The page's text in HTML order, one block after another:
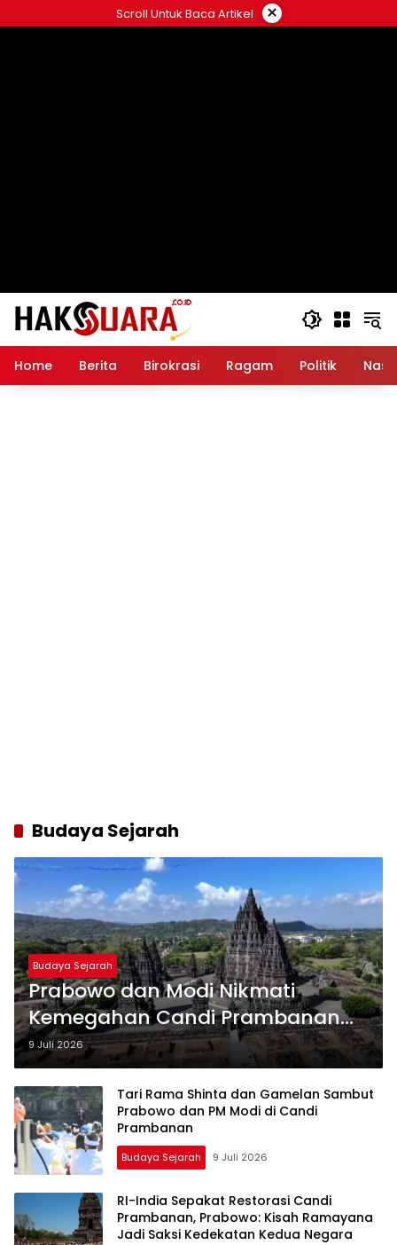
ke
Scroll Untuk Baca Artikel ×
Home Berita Birokrasi Ragam Politik
Budaya Sejarah
Budaya Sejarah
Prabowo dan Modi Nikmati
Kemegahan Candi Prambanan
dari Udara, Warisan Dunia Jadi
Saksi Persahabatan Dua Negara
9 Juli 2026
Tari Rama Shinta dan Gamelan Sambut
Prabowo dan PM Modi di Candi
Prambanan
Budaya Sejarah 9 Juli 2026
RI-India Sepakat Restorasi Candi
Prambanan, Prabowo: Kisah Ramayana
Jadi Saksi Kedekatan Kedua Negara